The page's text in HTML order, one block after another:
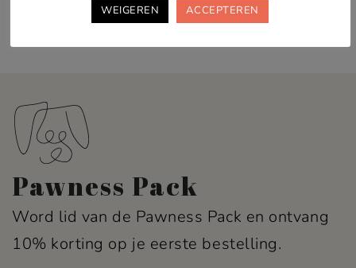
BTW-nr: op aanvraag
Pawness Pack
Word lid van de Pawness Pack en ontvang
10% korting op je eerste bestelling.
WEIGEREN ACCEPTEREN